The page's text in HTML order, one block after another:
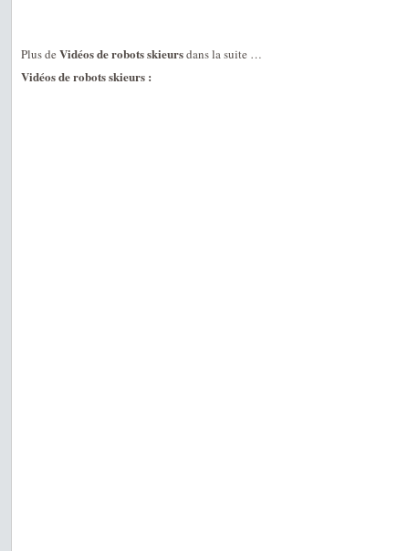
Plus de Vidéos de robots skieursdans la suite …
Vidéos de robots skieurs :